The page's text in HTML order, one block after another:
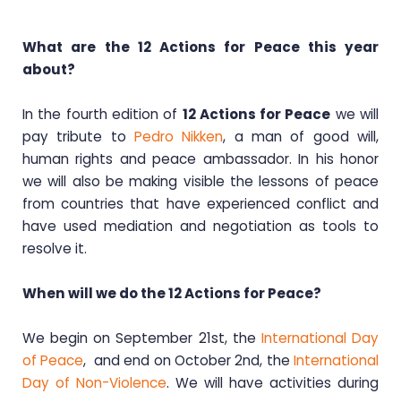
What are the 12 Actions for Peace this year
about?
In the fourth edition of 12 Actions for Peace we will
pay tribute to Pedro Nikken, a man of good will,
human rights and peace ambassador. In his honor
we will also be making visible the lessons of peace
from countries that have experienced conflict and
have used mediation and negotiation as tools to
resolve it.
When will we do the 12 Actions for Peace?
We begin on September 21st, the International Day
of Peace, and end on October 2nd, theInternational
Day of Non-Violence. We will have activities during